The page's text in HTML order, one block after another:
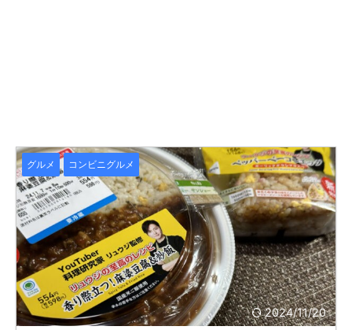
2024/11/20
グルメ コンビニグルメ